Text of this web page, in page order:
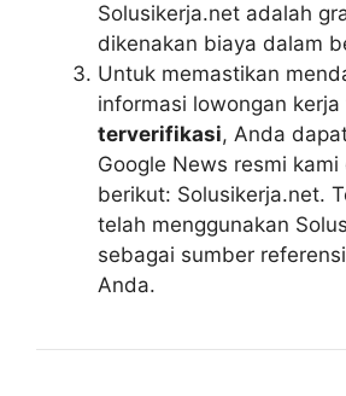
Solusikerja.net adalah
dikenakan biaya dalam
Untuk memastikan
informasi lowongan
terverifikasi, Anda
Google News resmi
berikut: Solusikerja.net.
telah menggunakan
sebagai sumber
Anda.